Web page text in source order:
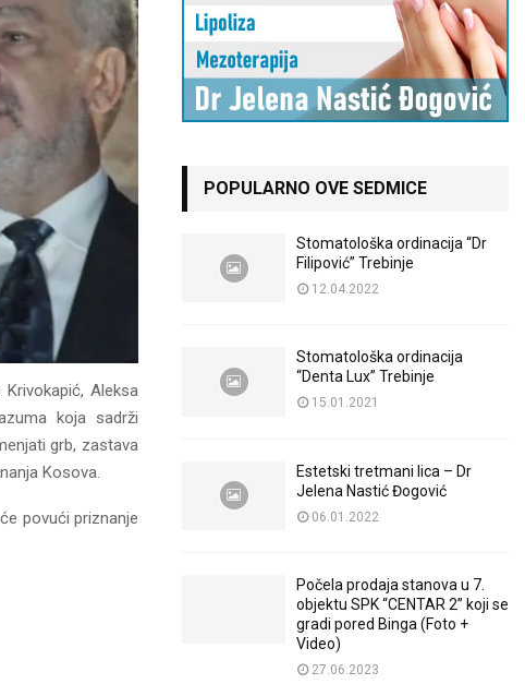
Aleksa
koja sadrži
grb, zastava
Kosova.
povući priznanje
POPULARNO OVE SEDMICE
Stomatološka ordinacija “Dr
Filipović” Trebinje
12.04.2022
Stomatološka ordinacija
“Denta Lux” Trebinje
15.01.2021
Estetski tretmani lica – Dr
Jelena Nastić Đogović
06.01.2022
Počela prodaja stanova u 7.
objektu SPK “CENTAR 2” koji se
gradi pored Binga (Foto +
Video)
27.06.2023